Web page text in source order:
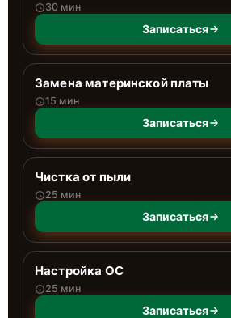
30 мин
Записаться
Замена материнской платы
15 мин
Записаться
Чистка от пыли
25 мин
Записаться
Настройка ОС
25 мин
Записаться